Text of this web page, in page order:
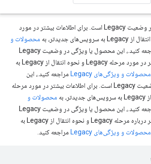
این محصول یا ویژگی در وضعیت Legacy است. برای اطلاعات بیشتر در مورد
محصولات و
مراجعه کنید.، این محصول یا ویژگی در وضعیت Legacy
است. برای اطلاعات بیشتر در مورد مرحله Legacy و نحوه انتقال از Legacy به
محصولات و ویژگی‌های Legacy
مراجعه کنید.، این
محصول یا ویژگی در وضعیت Legacy است. برای اطلاعات بیشتر در مورد مرحله
محصولات و
مراجعه کنید.، این محصول یا ویژگی در وضعیت Legacy
است. برای اطلاعات بیشتر درباره مرحله Legacy و نحوه انتقال از Legacy به
محصولات و ویژگی‌های Legacy مراجعه کنید.